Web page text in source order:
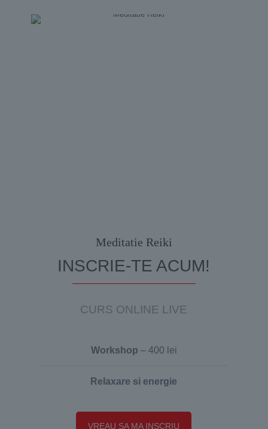
Meditatie Reiki
INSCRIE-TE ACUM!
CURS ONLINE LIVE
Workshop – 400 lei
Relaxare si energie
VREAU SA MA INSCRIU